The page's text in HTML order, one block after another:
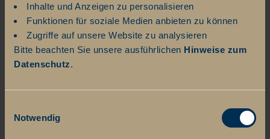
Inhalte und Anzeigen zu personalisieren
Funktionen für soziale Medien anbieten zu können
Zugriffe auf unsere Website zu analysieren
Bitte beachten Sie unsere ausführlichen Hinweise zum
Datenschutz.
Notwendig